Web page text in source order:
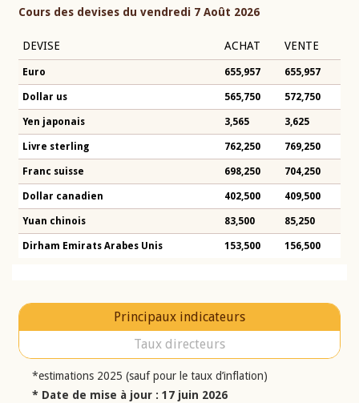
Cours des devises du vendredi 7 Août 2026
DEVISE ACHAT VENTE
Euro 655,957 655,957
Dollar us 565,750 572,750
Yen japonais 3,565 3,625
Livre sterling 762,250 769,250
Franc suisse 698,250 704,250
Dollar canadien 402,500 409,500
Yuan chinois 83,500 85,250
Dirham Emirats Arabes Unis 153,500 156,500
Principaux indicateurs
Taux directeurs
*estimations 2025 (sauf pour le taux d’inflation)
* Date de mise à jour : 17 juin 2026